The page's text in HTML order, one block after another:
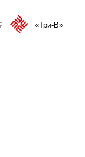
is external)«Три-В»